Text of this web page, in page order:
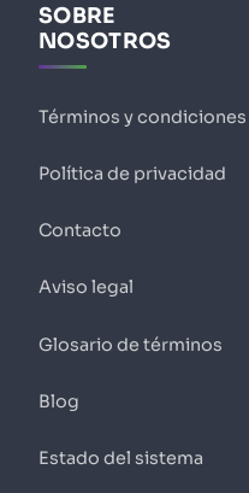
SOBRE
NOSOTROS
Términos y condiciones
Política de privacidad
Contacto
Aviso legal
Glosario de términos
Blog
Estado del sistema